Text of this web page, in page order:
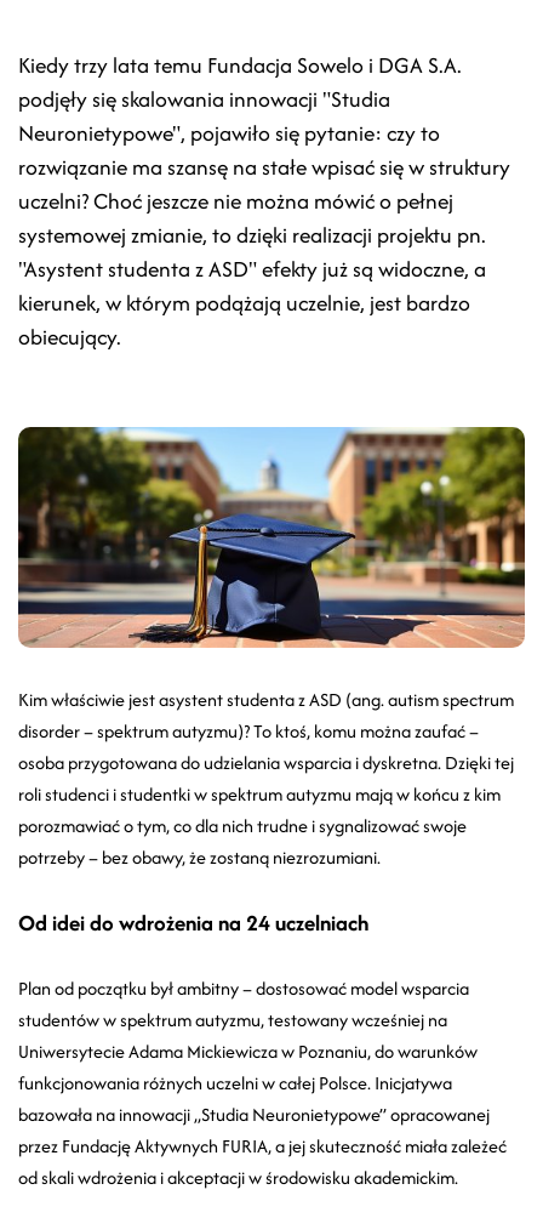
Kiedy trzy lata temu Fundacja Sowelo i DGA S.A.
podjęły się skalowania innowacji "Studia
Neuronietypowe", pojawiło się pytanie: czy to
rozwiązanie ma szansę na stałe wpisać się w struktury
uczelni? Choć jeszcze nie można mówić o pełnej
systemowej zmianie, to dzięki realizacji projektu pn.
"Asystent studenta z ASD" efekty już są widoczne, a
kierunek, w którym podążają uczelnie, jest bardzo
obiecujący.
Kim właściwie jest asystent studenta z ASD (ang. autism spectrum
disorder – spektrum autyzmu)? To ktoś, komu można zaufać –
osoba przygotowana do udzielania wsparcia i dyskretna. Dzięki tej
roli studenci i studentki w spektrum autyzmu mają w końcu z kim
porozmawiać o tym, co dla nich trudne i sygnalizować swoje
potrzeby – bez obawy, że zostaną niezrozumiani.
Od idei do wdrożenia na 24 uczelniach
Plan od początku był ambitny – dostosować model wsparcia
studentów w spektrum autyzmu, testowany wcześniej na
Uniwersytecie Adama Mickiewicza w Poznaniu, do warunków
funkcjonowania różnych uczelni w całej Polsce. Inicjatywa
bazowała na innowacji „Studia Neuronietypowe” opracowanej
przez Fundację Aktywnych FURIA, a jej skuteczność miała zależeć
od skali wdrożenia i akceptacji w środowisku akademickim.